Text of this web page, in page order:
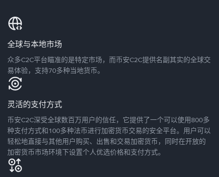
全球与本地市场
众多C2C平台瞄准的是特定市场，而币安C2C提供名副其实的全球交
易体验，支持70多种当地货币。
灵活的支付方式
币安C2C深受全球数百万用户的信任，它提供了一个可以使用800多
种支付方式和100多种法币进行加密货币交易的安全平台。用户可以
轻松地直接与其他用户购买、出售和交易加密货币，同时在开放的
加密货币市场环境下设置个人优选价格和支付方式。